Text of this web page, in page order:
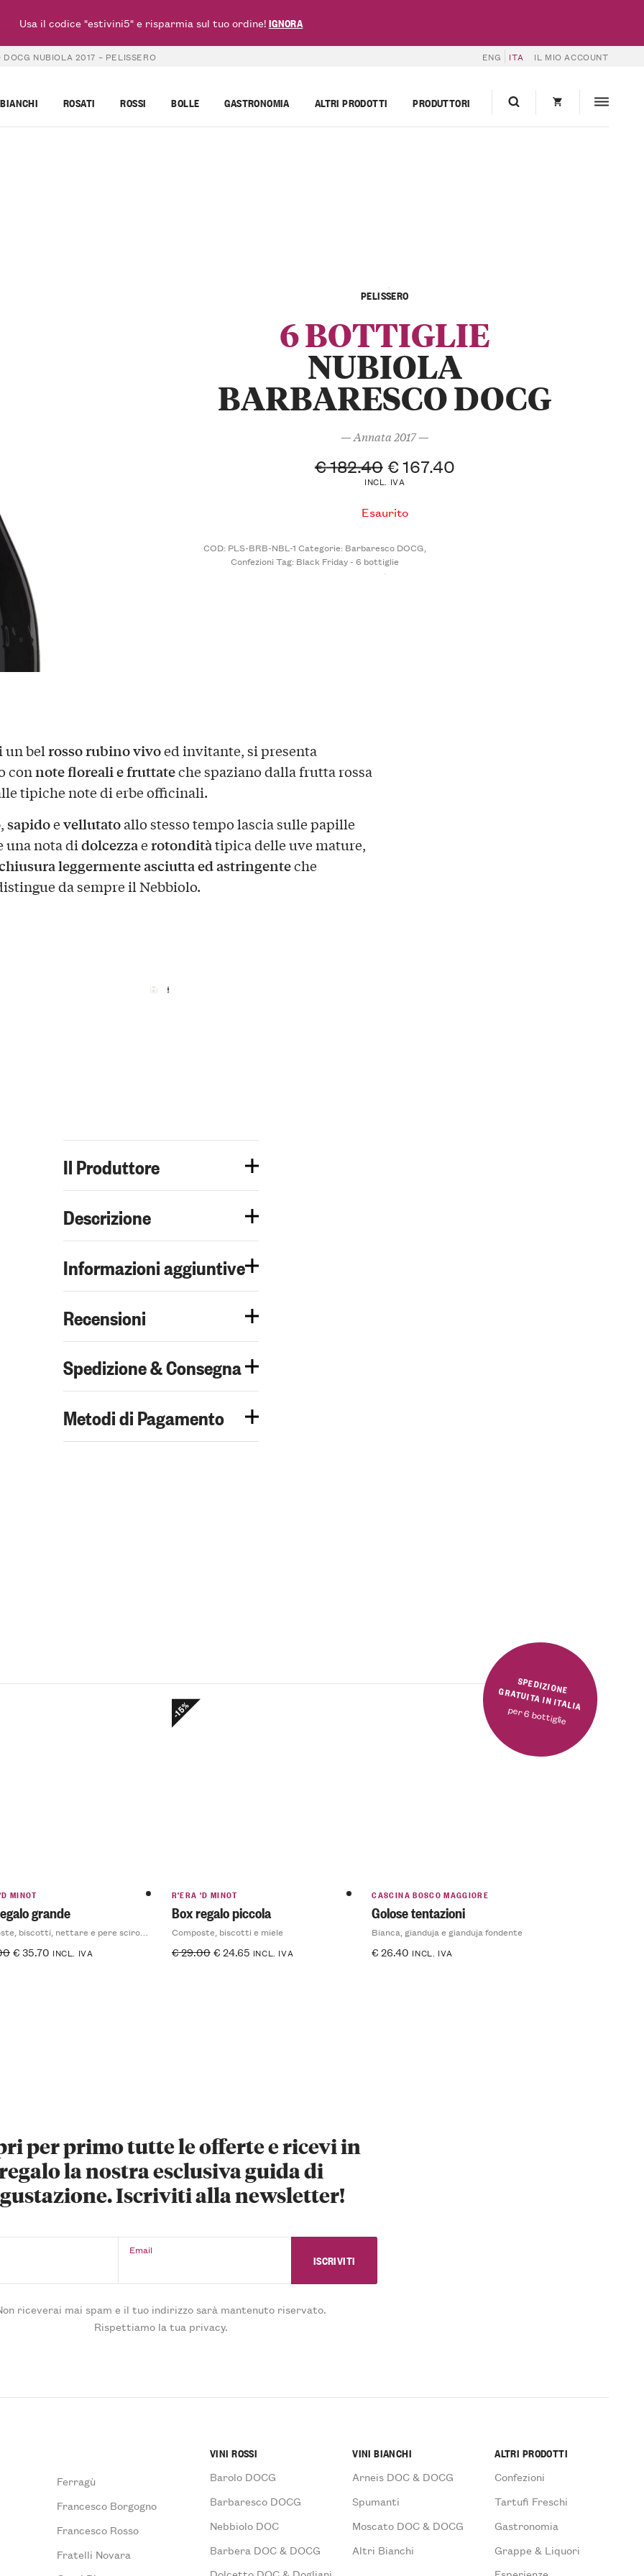
NUBIOLA 2017 – PELISSERO ENG ITA IL MIO ACCOUNT
BIANCHI ROSATI ROSSI BOLLE GASTRONOMIA ALTRI PRODOTTI PRODUTTORI
PELISSERO
6 BOTTIGLIE
NUBIOLA
BARBARESCO DOCG
— Annata 2017 —
€182.40 €167.40
INCL. IVA
Esaurito
COD: PLS-BRB-NBL-1 Categorie: Barbaresco DOCG,
ConfezioniTag: Black Friday - 6 bottiglie
un belrosso rubino vivoed invitante, si presenta
connote floreali e fruttateche spaziano dalla frutta rossa
tipiche note di erbe officinali.
,sapidoevellutatoallo stesso tempo lascia sulle papille
una nota didolcezzaerotonditàtipica delle uve mature,
leggermente asciutta ed astringenteche
da sempre il Nebbiolo.
Il Produttore
Descrizione
Informazioni aggiuntive
Recensioni
Spedizione & Consegna
Metodi di Pagamento
SPEDIZIONE GRATUITA IN ITALIA
per 6 bottiglie
MINOT
grande
Composte, biscotti, nettare e pere sciroppate
€35.70 INCL. IVA
-15%
R'ERA 'D MINOT
Box regalo piccola
Composte, biscotti e miele
€29.00 €24.65 INCL. IVA
CASCINA BOSCO MAGGIORE
Golose tentazioni
Bianca, gianduja e gianduja fondente
€26.40 INCL. IVA
per primo tutte le offerte e ricevi in
la nostra esclusiva guida di
Iscriviti alla newsletter!
Email
riceverai mai spam e il tuo indirizzo sarà mantenuto riservato.
Rispettiamo la tua privacy.
Ferragù
Francesco Borgogno
Francesco Rosso
Fratelli Novara
VINI ROSSI
Barolo DOCG
Barbaresco DOCG
Nebbiolo DOC
Barbera DOC & DOCG
VINI BIANCHI
Arneis DOC & DOCG
Spumanti
Moscato DOC & DOCG
Altri Bianchi
ALTRI PRODOTTI
Confezioni
Tartufi Freschi
Gastronomia
Grappe & Liquori
Usa il codice "estivini5" e risparmia sul tuo ordine!IGNORA